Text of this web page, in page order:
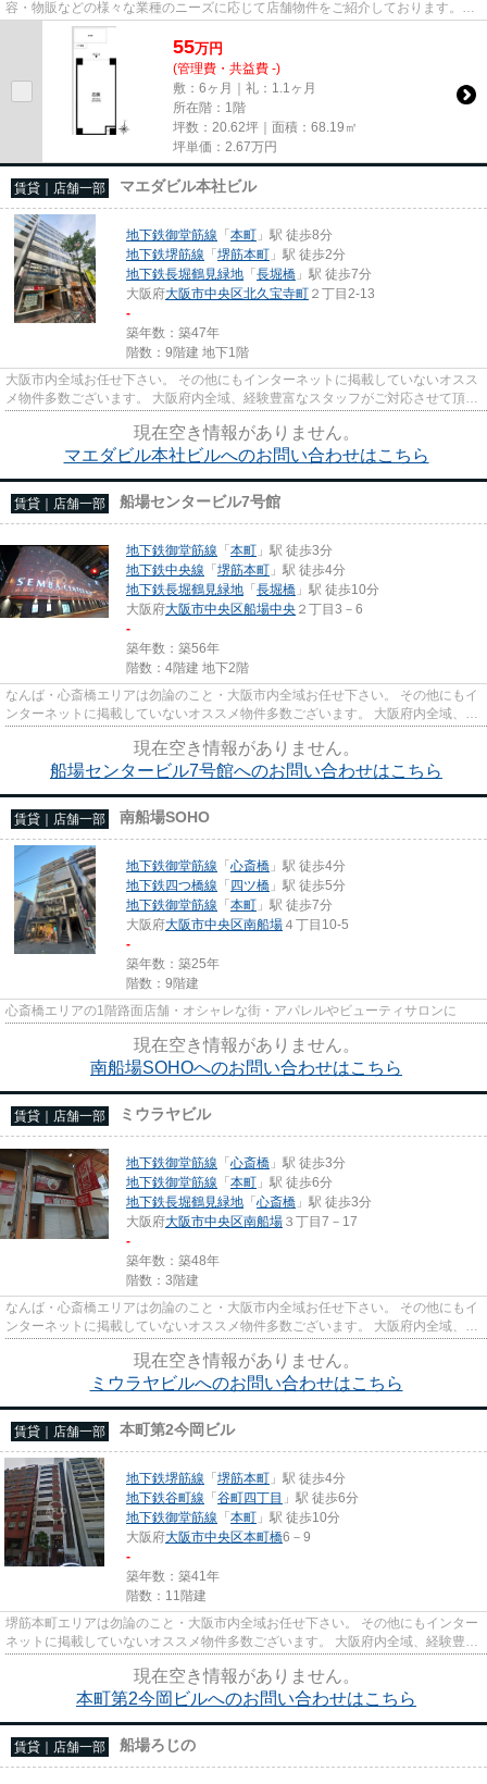
容・物販などの様々な業種のニーズに応じて店舗物件をご紹介しております。
尚、弊社ではおとり広告は一切...
55万円
(管理費・共益費 -)
敷：6ヶ月｜礼：1.1ヶ月
所在階：1階
坪数：20.62坪｜面積：68.19㎡
坪単価： 2.67万円
賃貸｜店舗一部 マエダビル本社ビル
地下鉄御堂筋線 「本町 」駅 徒歩8分
地下鉄堺筋線 「堺筋本町 」駅 徒歩2分
地下鉄長堀鶴見緑地 「長堀橋 」駅 徒歩7分
大阪府大阪市中央区北久宝寺町 ２丁目2-13
-
築年数：築47年
階数：9階建 地下1階
大阪市内全域お任せ下さい。 その他にもインターネットに掲載していないオスス
メ物件多数ございます。 大阪府内全域、経験豊富なスタッフがご対応させて頂き
ます。 尚、弊社ではおとり...
現在空き情報がありません。
マエダビル本社ビルへのお問い合わせはこちら
賃貸｜店舗一部 船場センタービル7号館
地下鉄御堂筋線 「本町 」駅 徒歩3分
地下鉄中央線 「堺筋本町 」駅 徒歩4分
地下鉄長堀鶴見緑地 「長堀橋 」駅 徒歩10分
大阪府大阪市中央区船場中央 ２丁目3－6
-
築年数：築56年
階数：4階建 地下2階
なんば・心斎橋エリアは勿論のこと・大阪市内全域お任せ下さい。 その他にもイ
ンターネットに掲載していないオススメ物件多数ございます。 大阪府内全域、経
験豊富なスタッフがご対応...
現在空き情報がありません。
船場センタービル7号館へのお問い合わせはこちら
賃貸｜店舗一部 南船場SOHO
地下鉄御堂筋線 「心斎橋 」駅 徒歩4分
地下鉄四つ橋線 「四ツ橋 」駅 徒歩5分
地下鉄御堂筋線 「本町 」駅 徒歩7分
大阪府大阪市中央区南船場 ４丁目10-5
-
築年数：築25年
階数：9階建
心斎橋エリアの1階路面店舗・オシャレな街・アパレルやビューティサロンに
現在空き情報がありません。
南船場SOHOへのお問い合わせはこちら
賃貸｜店舗一部 ミウラヤビル
地下鉄御堂筋線 「心斎橋 」駅 徒歩3分
地下鉄御堂筋線 「本町 」駅 徒歩6分
地下鉄長堀鶴見緑地 「心斎橋 」駅 徒歩3分
大阪府大阪市中央区南船場 ３丁目7－17
-
築年数：築48年
階数：3階建
なんば・心斎橋エリアは勿論のこと・大阪市内全域お任せ下さい。 その他にもイ
ンターネットに掲載していないオススメ物件多数ございます。 大阪府内全域、経
験豊富なスタッフがご対応...
現在空き情報がありません。
ミウラヤビルへのお問い合わせはこちら
賃貸｜店舗一部 本町第2今岡ビル
地下鉄堺筋線 「堺筋本町 」駅 徒歩4分
地下鉄谷町線 「谷町四丁目 」駅 徒歩6分
地下鉄御堂筋線 「本町 」駅 徒歩10分
大阪府大阪市中央区本町橋6－9
-
築年数：築41年
階数：11階建
堺筋本町エリアは勿論のこと・大阪市内全域お任せ下さい。 その他にもインター
ネットに掲載していないオススメ物件多数ございます。 大阪府内全域、経験豊富
なスタッフがご対応させて...
現在空き情報がありません。
本町第2今岡ビルへのお問い合わせはこちら
賃貸｜店舗一部 船場ろじの